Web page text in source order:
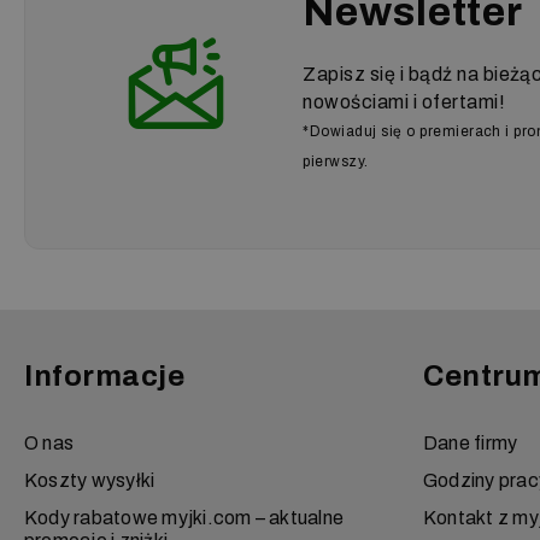
Newsletter
Zapisz się i bądź na
nowościami i ofertami!
*Dowiaduj się o premierach i
pierwszy.
Informacje
O nas
Koszty wysyłki
Kody rabatowe myjki.com – aktualne
Dane firmy
Godziny
Kontakt z